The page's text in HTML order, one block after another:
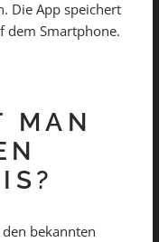
Die App speichert
dem Smartphone.
MAN
bekannten